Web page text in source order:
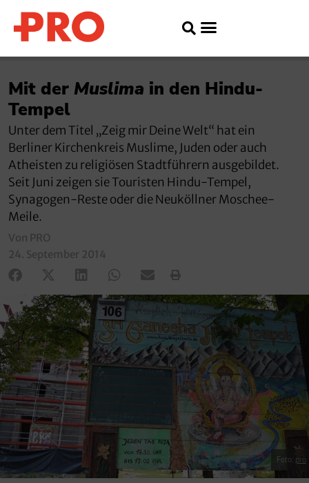
Mit der Muslima in den Hindu-
Tempel
Unter dem Titel „Zeig mir Deine Welt“ hat ein
Berliner Kirchenkreis Muslime, Juden oder auch
Atheisten zu religiösen Stadtführern ausgebildet.
Seit Juni zeigen sie Touristen Hindu-Tempel,
Synagogen-Reste oder die Neuköllner Moschee-
Meile.
Von PRO
24. September 2014
Foto: pro